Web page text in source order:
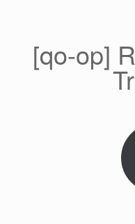
[qo-op]